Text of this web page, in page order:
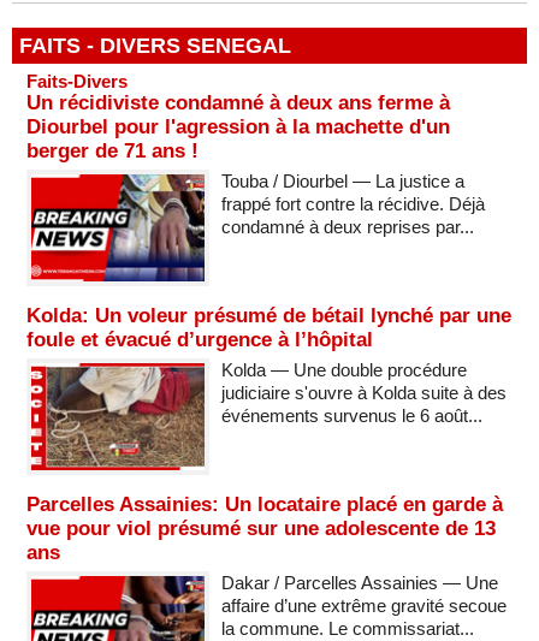
FAITS - DIVERS SENEGAL
Faits-Divers
Un récidiviste condamné à deux ans ferme à
Diourbel pour l'agression à la machette d'un
berger de 71 ans !
Touba / Diourbel — La justice a
frappé fort contre la récidive. Déjà
condamné à deux reprises par...
Kolda: Un voleur présumé de bétail lynché par une
foule et évacué d’urgence à l’hôpital
Kolda — Une double procédure
judiciaire s'ouvre à Kolda suite à des
événements survenus le 6 août...
Parcelles Assainies: Un locataire placé en garde à
vue pour viol présumé sur une adolescente de 13
ans
Dakar / Parcelles Assainies — Une
affaire d’une extrême gravité secoue
la commune. Le commissariat...